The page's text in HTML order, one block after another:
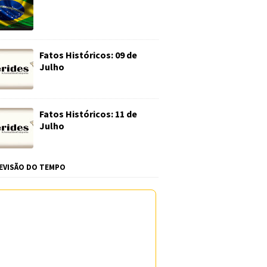
Fatos Históricos: 09 de
Julho
Fatos Históricos: 11 de
Julho
DO TEMPO